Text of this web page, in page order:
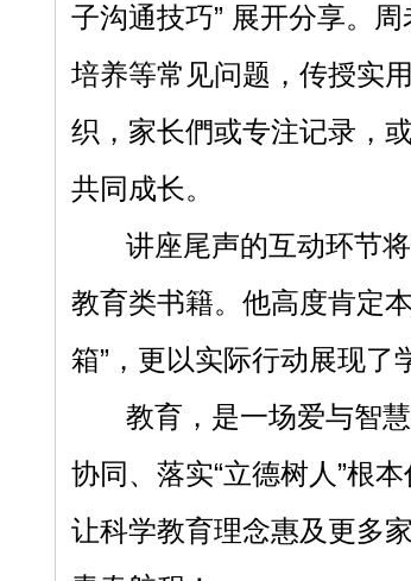
子沟通技巧” 展开分享。
培养等常见问题，传授实
织，家长們或专注记录，
共同成长。
讲座尾声的互动环节
教育类书籍。他高度肯定
箱”，更以实际行动展现了
教育，是一场爱与智
协同、落实“立德树人”根
让科学教育理念惠及更多